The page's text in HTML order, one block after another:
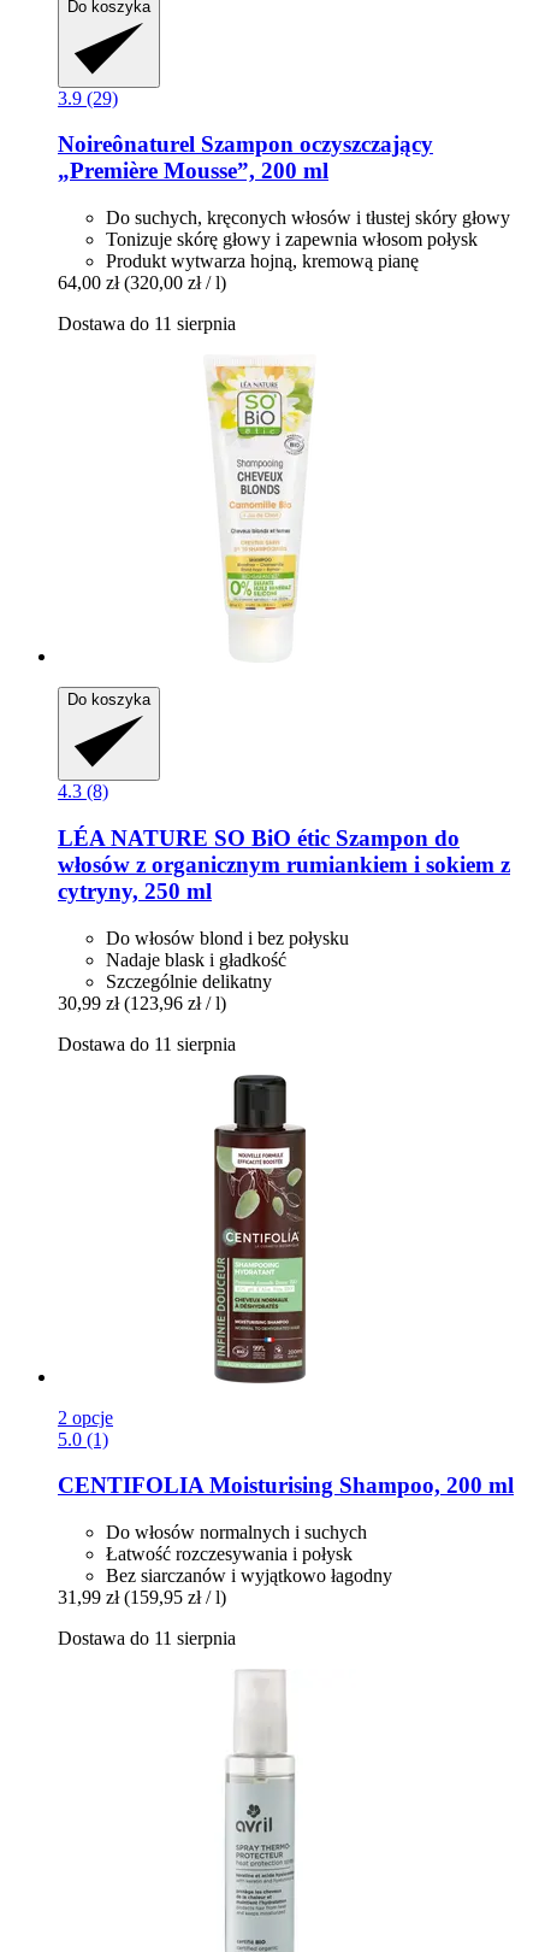
Do koszyka
3.9 (29)
Noireônaturel Szampon oczyszczający
„Première Mousse”, 200 ml
Do suchych, kręconych włosów i tłustej skóry głowy
Tonizuje skórę głowy i zapewnia włosom połysk
Produkt wytwarza hojną, kremową pianę
64,00 zł (320,00 zł / l)
Dostawa do 11 sierpnia
Do koszyka
4.3 (8)
LÉA NATURE SO BiO étic Szampon do
włosów z organicznym rumiankiem i sokiem z
cytryny, 250 ml
Do włosów blond i bez połysku
Nadaje blask i gładkość
Szczególnie delikatny
30,99 zł (123,96 zł / l)
Dostawa do 11 sierpnia
2 opcje
5.0 (1)
CENTIFOLIAMoisturising Shampoo, 200 ml
Do włosów normalnych i suchych
Łatwość rozczesywania i połysk
Bez siarczanów i wyjątkowo łagodny
31,99 zł (159,95 zł / l)
Dostawa do 11 sierpnia